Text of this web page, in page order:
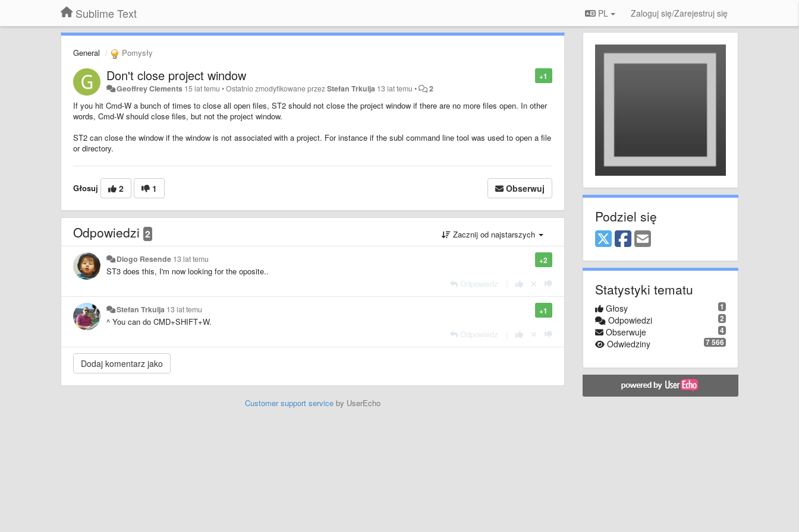
Sublime Text PL Zaloguj się/Zarejestruj się
General Pomysły
+1
Don't close project window
Geoffrey Clements 15 lat temu •Ostatnio zmodyfikowane przezStefan Trkulja 13 lat temu • 2
If you hit Cmd-W a bunch of times to close all open files, ST2 should not close the project window if there are no more files open. In other
words, Cmd-W should close files, but not the project window.
ST2 can close the window if the window is not associated with a project. For instance if the subl command line tool was used to open a file
or directory.
Głosuj 2 1 Obserwuj
Odpowiedzi 2 Zacznij od najstarszych
+2
Diogo Resende 13 lat temu
ST3 does this, I'm now looking for the oposite..
Odpowiedz
+1
Stefan Trkulja 13 lat temu
^ You can do CMD+SHIFT+W.
Odpowiedz
Customer support serviceby UserEcho
Podziel się
Statystyki tematu
1
Głosy
2
Odpowiedzi
4
Obserwuje
7 566
Odwiedziny